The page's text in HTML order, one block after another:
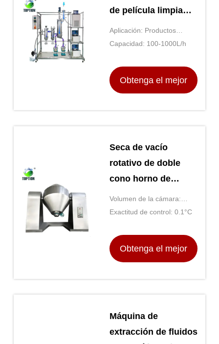
de película limpia
para petróleo
Aplicación: Productos
químicos/farmacéuticos/alimentos
Capacidad: 100-1000L/h
Obtenga el mejor
Seca de vacío
rotativo de doble
cono horno de
secado de vacío
TOPTION China
Volumen de la cámara:
Determinado por modelo
Exactitud de control: 0.1°C
Obtenga el mejor
Máquina de
extracción de fluidos